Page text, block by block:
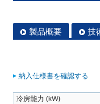
製品概要 技
納入仕様書を確認する
冷房能力 (kW)